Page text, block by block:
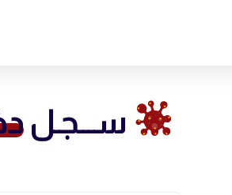
ســـجـل